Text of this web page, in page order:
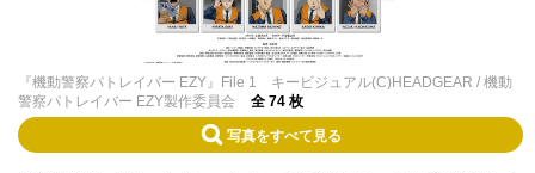
『機動警察パトレイバー EZY』File 1 キービジュアル(C)HEADGEAR / 機動
警察パトレイバー EZY製作委員会
全 74 枚
写真をすべて見る